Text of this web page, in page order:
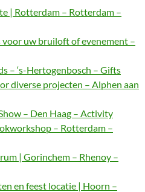
| Rotterdam – Rotterdam –
voor uw bruiloft of evenement –
– ‘s-Hertogenbosch – Gifts
diverse projecten – Alphen aan
– Den Haag – Activity
– Rotterdam –
| Gorinchem – Rhenoy –
en feest locatie | Hoorn –